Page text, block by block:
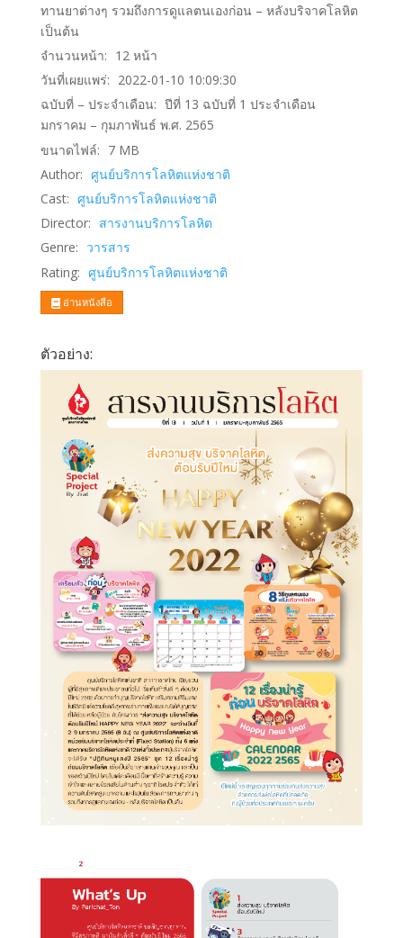
ทานยาต่างๆ รวมถึงการดูแลตนเองก่อน – หลังบริจาคโลหิต
เป็นต้น
จำนวนหน้า: 12 หน้า
วันที่เผยแพร่: 2022-01-10 10:09:30
ฉบับที่ – ประจำเดือน: ปีที่ 13 ฉบับที่ 1 ประจำเดือน
มกราคม – กุมภาพันธ์ พ.ศ. 2565
ขนาดไฟล์: 7 MB
Author: ศูนย์บริการโลหิตแห่งชาติ
Cast: ศูนย์บริการโลหิตแห่งชาติ
Director: สารงานบริการโลหิต
Genre: วารสาร
Rating: ศูนย์บริการโลหิตแห่งชาติ
อ่านหนังสือ
ตัวอย่าง: